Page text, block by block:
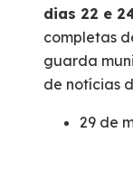
dias 22 e
completas
guarda
de notícias
29 de